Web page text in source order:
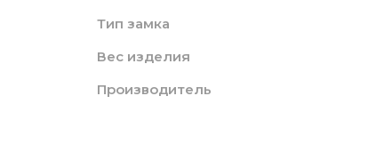
Тип замка
Вес изделия
Производитель